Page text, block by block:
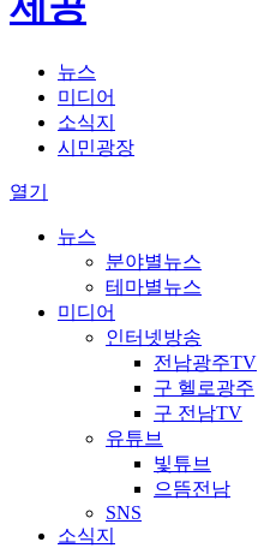
뉴스
미디어
소식지
시민광장
열기
뉴스
분야별뉴스
테마별뉴스
미디어
인터넷방송
전남광주TV
구 헬로광주
구 전남TV
유튜브
빛튜브
으뜸전남
SNS
소식지